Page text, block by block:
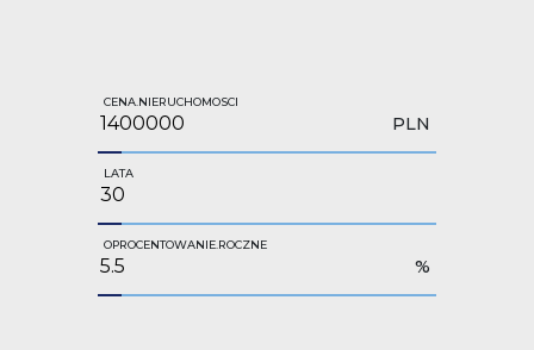
CENA.NIERUCHOMOSCI
PLN
LATA
OPROCENTOWANIE.ROCZNE
%